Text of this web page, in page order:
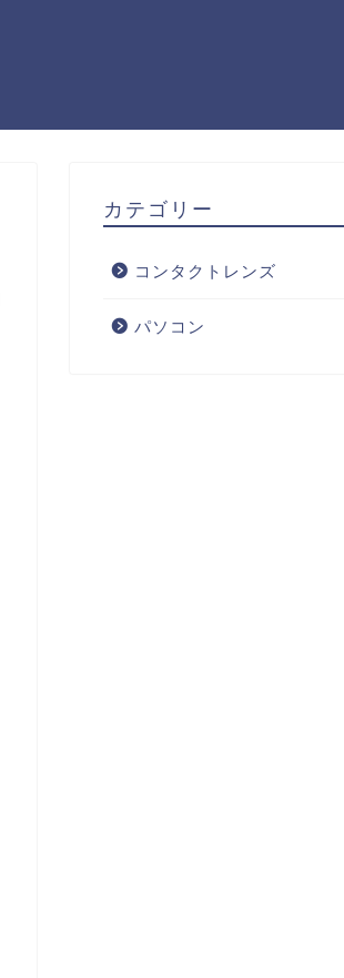
カテゴリー
コンタクトレンズ
パソコン